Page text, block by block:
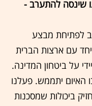
שינסה להתערב -
לפתיחת מבצע
עם ארצות הברית
על ביטחון המדינה.
האיום יתממש. פעלנו
ביכולות שמסכנות